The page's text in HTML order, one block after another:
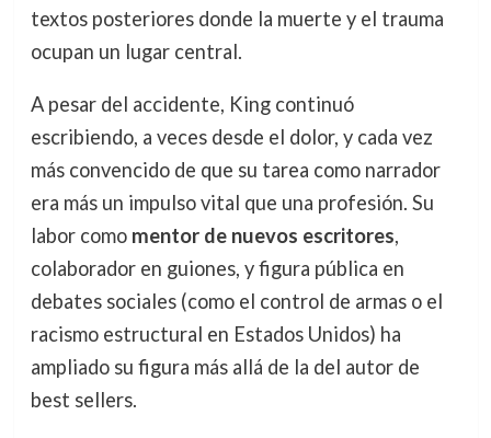
textos posteriores donde la muerte y el trauma
ocupan un lugar central.
A pesar del accidente, King continuó
escribiendo, a veces desde el dolor, y cada vez
más convencido de que su tarea como narrador
era más un impulso vital que una profesión. Su
labor como mentor de nuevos escritores,
colaborador en guiones, y figura pública en
debates sociales (como el control de armas o el
racismo estructural en Estados Unidos) ha
ampliado su figura más allá de la del autor de
best sellers.